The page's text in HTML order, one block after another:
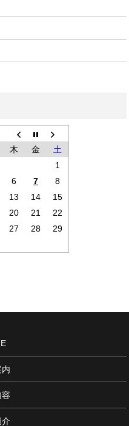
木 金
土
1
6 7
8
13 14
15
20 21
22
27 28
29